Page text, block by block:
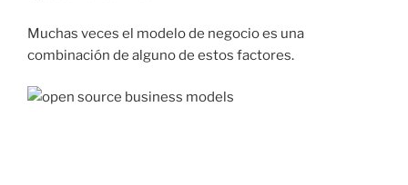
Muchas veces el modelo de negocio es una
combinación de alguno de estos factores.